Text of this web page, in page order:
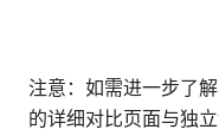
注意：如需进一步了
的详细对比页面与独